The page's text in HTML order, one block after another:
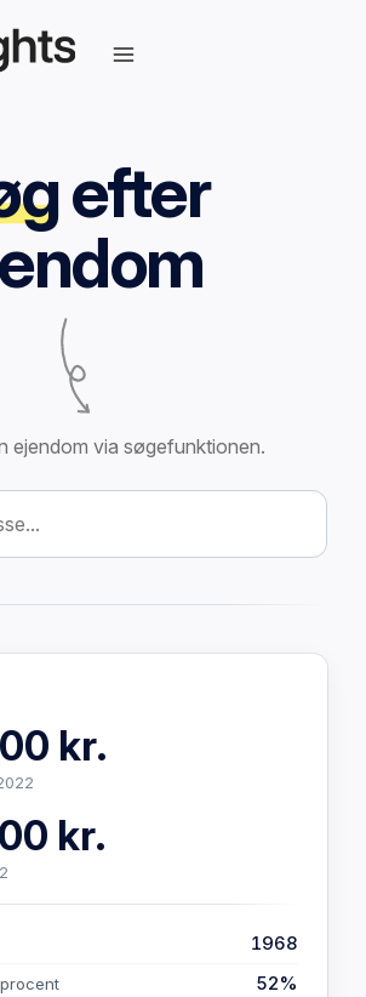
efter
ejendom via søgefunktionen.
kr.
kr.
1968
52%